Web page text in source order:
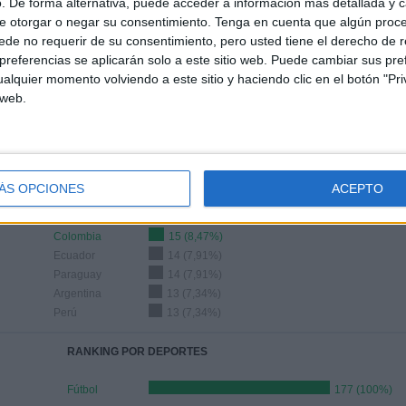
otorgar o negar su consentimiento. Tenga en cuenta que algún
no requerir de su consentimiento, pero usted tiene el derecho de
se aplicarán solo a este sitio web. Puede cambiar sus
momento volviendo a este sitio y haciendo clic en el botón
OPCIONES ACEPTO
ÚLTIMO PARTIDO
Colombia
15 (8,47%)
Ecuador
14 (7,91%)
Paraguay
14 (7,91%)
Argentina
13 (7,34%)
Perú
13 (7,34%)
RANKING POR DEPORTES
Fútbol 177 (100%)